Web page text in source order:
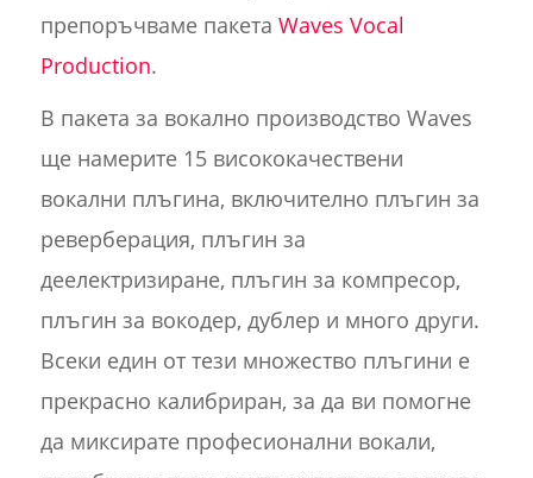
препоръчваме пакета Waves Vocal
Production.
В пакета за вокално производство Waves
ще намерите 15 висококачествени
вокални плъгина, включително плъгин за
реверберация, плъгин за
деелектризиране, плъгин за компресор,
плъгин за вокодер, дублер и много други.
Всеки един от тези множество плъгини е
прекрасно калибриран, за да ви помогне
да миксирате професионални вокали,